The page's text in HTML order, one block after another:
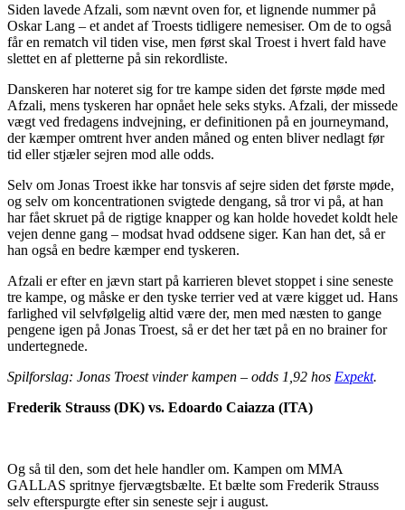
Siden lavede Afzali, som nævnt oven for, et lignende nummer på
Oskar Lang – et andet af Troests tidligere nemesiser. Om de to også
får en rematch vil tiden vise, men først skal Troest i hvert fald have
slettet en af pletterne på sin rekordliste.
Danskeren har noteret sig for tre kampe siden det første møde med
Afzali, mens tyskeren har opnået hele seks styks. Afzali, der missede
vægt ved fredagens indvejning, er definitionen på en journeymand,
der kæmper omtrent hver anden måned og enten bliver nedlagt før
tid eller stjæler sejren mod alle odds.
Selv om Jonas Troest ikke har tonsvis af sejre siden det første møde,
og selv om koncentrationen svigtede dengang, så tror vi på, at han
har fået skruet på de rigtige knapper og kan holde hovedet koldt hele
vejen denne gang – modsat hvad oddsene siger. Kan han det, så er
han også en bedre kæmper end tyskeren.
Afzali er efter en jævn start på karrieren blevet stoppet i sine seneste
tre kampe, og måske er den tyske terrier ved at være kigget ud. Hans
farlighed vil selvfølgelig altid være der, men med næsten to gange
pengene igen på Jonas Troest, så er det her tæt på en no brainer for
undertegnede.
Spilforslag: Jonas Troest vinder kampen – odds 1,92 hos Expekt.
Frederik Strauss (DK) vs. Edoardo Caiazza (ITA)
Og så til den, som det hele handler om. Kampen om MMA
GALLAS spritnye fjervægtsbælte. Et bælte som Frederik Strauss
selv efterspurgte efter sin seneste sejr i august.